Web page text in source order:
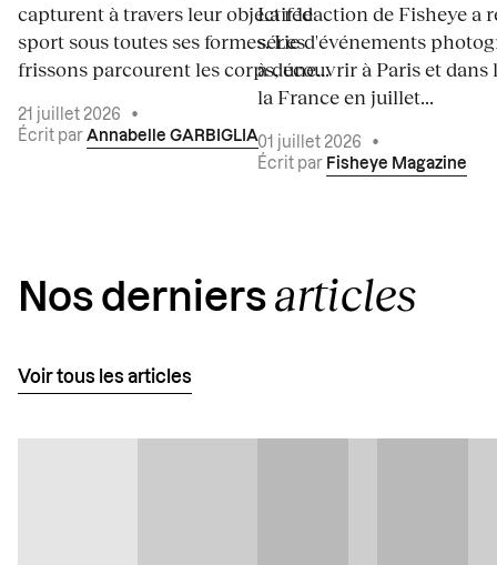
capturent à travers leur objectif le
sport sous toutes ses formes. Les
frissons parcourent les corps, une...
21 juillet 2026
•
Écrit par Annabelle GARBIGLIA
La rédaction de Fisheye a
série d'événements
à découvrir à Paris et dans
la France en juillet...
01 juillet 2026
•
Écrit par Fisheye Magazine
Nos derniers articles
Voir tous les articles